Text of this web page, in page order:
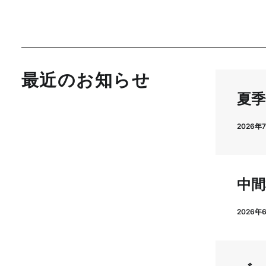
最近のお知らせ
夏
2026年
中
2026年